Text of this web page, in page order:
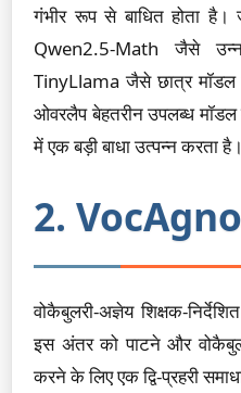
गंभीर रूप से बाधित होता है।
Qwen2.5-Math जैसे
TinyLlama जैसे छात्र मॉडल
ओवरलैप बेहतरीन उपलब्ध
में एक बड़ी बाधा उत्पन्न करता है।
2.
वोकैबुलरी-अज्ञेय शिक्षक-
इस अंतर को पाटने और
करने के लिए एक द्वि-प्रहरी